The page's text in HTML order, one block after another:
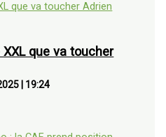
que va toucher
19:24